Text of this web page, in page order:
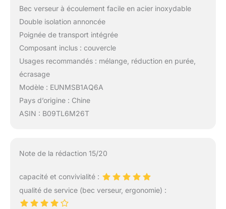
Bec verseur à écoulement facile en acier inoxydable
Double isolation annoncée
Poignée de transport intégrée
Composant inclus : couvercle
Usages recommandés : mélange, réduction en purée,
écrasage
Modèle : EUNMSB1AQ6A
Pays d’origine : Chine
ASIN : B09TL6M26T
Note de la rédaction 15/20
capacité et convivialité :
qualité de service (bec verseur, ergonomie) :